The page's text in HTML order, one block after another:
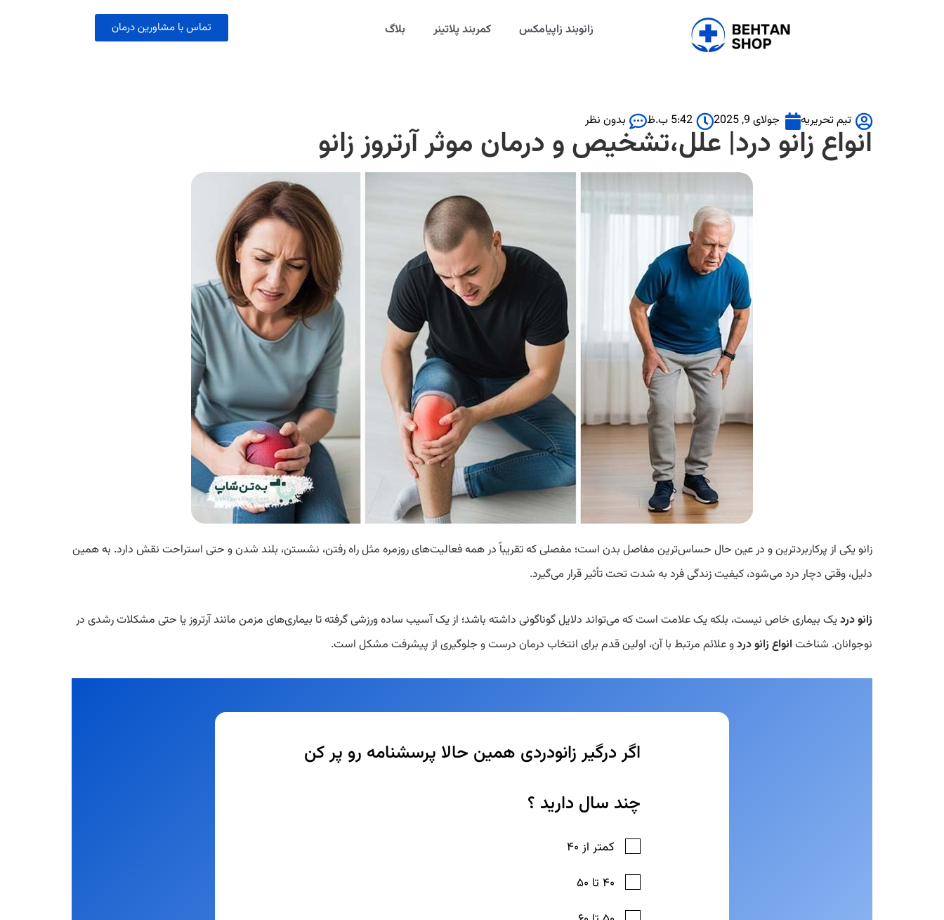
زانوبند زاپیامکس کمربند پلاتینر بلاگ تماس با مشاورین درمان
تیم تحریریه جولای 9, 2025 5:42 ب.ظ بدون نظر
انواع زانو درد| علل،تشخیص و درمان موثر آرتروز زانو
زانو یکی از پرکاربردترین و در عین حال حساس‌ترین مفاصل بدن است؛ مفصلی که تقریباً در همه فعالیت‌های روزمره مثل راه رفتن، نشستن، بلند شدن و حتی استراحت نقش دارد. به همین
دلیل، وقتی دچار درد می‌شود، کیفیت زندگی فرد به شدت تحت تأثیر قرار می‌گیرد.
زانو دردیک بیماری خاص نیست، بلکه یک علامت است که می‌تواند دلایل گوناگونی داشته باشد؛ از یک آسیب ساده ورزشی گرفته تا بیماری‌های مزمن مانند آرتروز یا حتی مشکلات رشدی در
نوجوانان. شناخت انواع زانو دردو علائم مرتبط با آن، اولین قدم برای انتخاب درمان درست و جلوگیری از پیشرفت مشکل است.